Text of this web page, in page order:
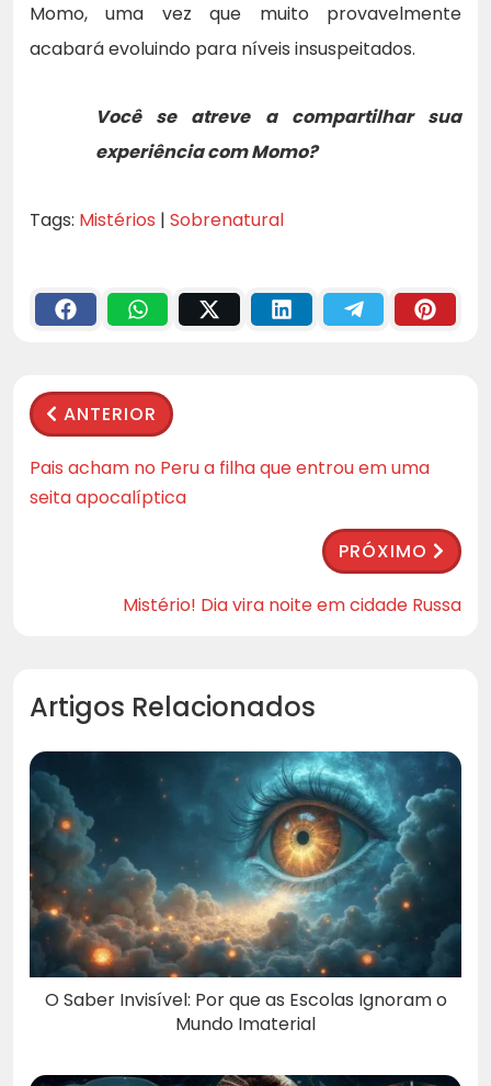
Momo, uma vez que muito provavelmente
acabará evoluindo para níveis insuspeitados.
Você se atreve a compartilhar sua
experiência com Momo?
Tags: Mistérios | Sobrenatural
ANTERIOR
Pais acham no Peru a filha que entrou em uma
seita apocalíptica
PRÓXIMO
Mistério! Dia vira noite em cidade Russa
Artigos Relacionados
O Saber Invisível: Por que as Escolas Ignoram o
Mundo Imaterial